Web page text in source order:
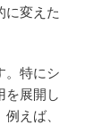
に変えた
。特にシ
を展開し
えば、